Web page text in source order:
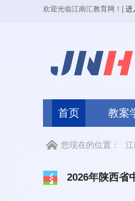
欢迎光临江南汇教育网！ 进
首页 教案
您现在的位置：
2026年陕西省